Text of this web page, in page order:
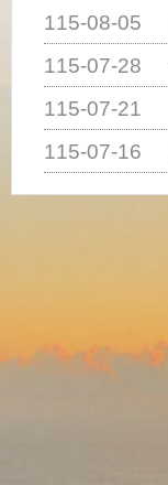
115-08-05
115-07-28
115-07-21
115-07-16